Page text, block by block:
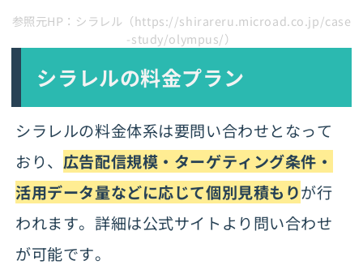
参照元HP：シラレル（https://shirareru.microad.co.jp/case
-study/olympus/）
シラレルの料金プラン
シラレルの料金体系は要問い合わせとなって
おり、 広告配信規模・ターゲティング条件・
活用データ量などに応じて個別見積もりが行
われます。詳細は公式サイトより問い合わせ
が可能です。